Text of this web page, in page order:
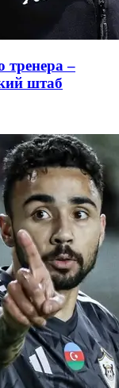
тренера –
штаб